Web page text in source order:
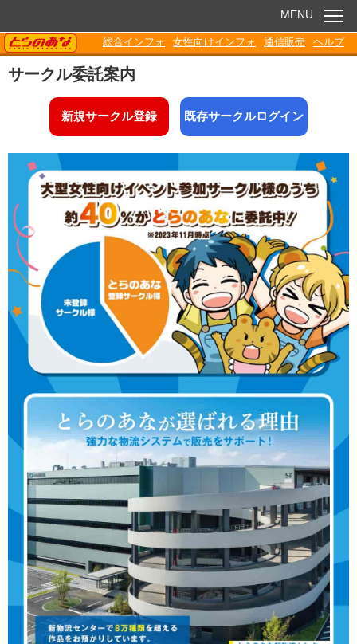
お知らせ
電子書籍
Q&A
各種ダウンロード
MENU
TORANOANA
総合インフォ 女性向けインフォ 通信販売 ヘルプ
サークル委託案内
新規サークル登録 既存サークルログイン